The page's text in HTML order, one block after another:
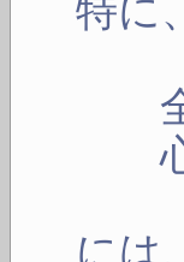
特に
全
心
には